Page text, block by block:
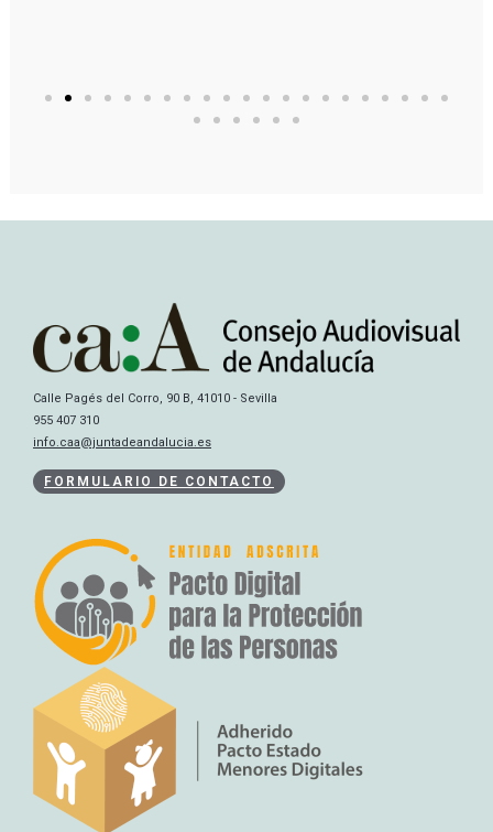
Calle Pagés del Corro, 90 B, 41010 - Sevilla
955 407 310
info.caa@juntadeandalucia.es
FORMULARIO DE CONTACTO